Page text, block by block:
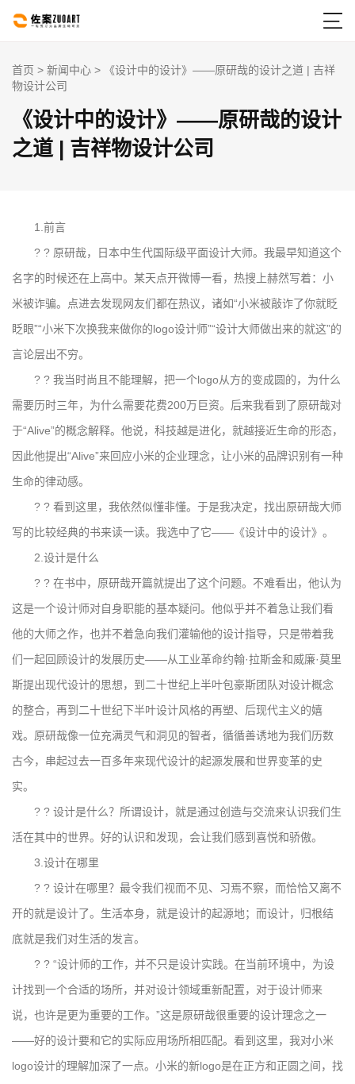

首页 > 新闻中心 > 《设计中的设计》——原研哉的设计之道 | 吉祥
物设计公司
《设计中的设计》——原研哉的设计
之道 | 吉祥物设计公司
1.前言
? ? 原研哉，日本中生代国际级平面设计大师。我最早知道这个
名字的时候还在上高中。某天点开微博一看，热搜上赫然写着：小
米被诈骗。点进去发现网友们都在热议，诸如“小米被敲诈了你就眨
眨眼”“小米下次换我来做你的logo设计师”“设计大师做出来的就这”的
言论层出不穷。
? ? 我当时尚且不能理解，把一个logo从方的变成圆的，为什么
需要历时三年，为什么需要花费200万巨资。后来我看到了原研哉对
于“Alive”的概念解释。他说，科技越是进化，就越接近生命的形态，
因此他提出“Alive”来回应小米的企业理念，让小米的品牌识别有一种
生命的律动感。
? ? 看到这里，我依然似懂非懂。于是我决定，找出原研哉大师
写的比较经典的书来读一读。我选中了它——《设计中的设计》。
2.设计是什么
? ? 在书中，原研哉开篇就提出了这个问题。不难看出，他认为
这是一个设计师对自身职能的基本疑问。他似乎并不着急让我们看
他的大师之作，也并不着急向我们灌输他的设计指导，只是带着我
们一起回顾设计的发展历史——从工业革命约翰·拉斯金和威廉·莫里
斯提出现代设计的思想，到二十世纪上半叶包豪斯团队对设计概念
的整合，再到二十世纪下半叶设计风格的再塑、后现代主义的嬉
戏。原研哉像一位充满灵气和洞见的智者，循循善诱地为我们历数
古今，串起过去一百多年来现代设计的起源发展和世界变革的史
实。
? ? 设计是什么？所谓设计，就是通过创造与交流来认识我们生
活在其中的世界。好的认识和发现，会让我们感到喜悦和骄傲。
3.设计在哪里
? ? 设计在哪里？最令我们视而不见、习焉不察，而恰恰又离不
开的就是设计了。生活本身，就是设计的起源地；而设计，归根结
底就是我们对生活的发言。
? ? “设计师的工作，并不只是设计实践。在当前环境中，为设
计找到一个合适的场所，并对设计领域重新配置，对于设计师来
说，也许是更为重要的工作。”这是原研哉很重要的设计理念之一
——好的设计要和它的实际应用场所相匹配。看到这里，我对小米
logo设计的理解加深了一点。小米的新logo是在正方和正圆之间，找